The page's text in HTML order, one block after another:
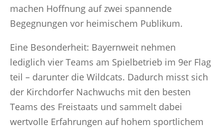
machen Hoffnung auf zwei spannende
Begegnungen vor heimischem Publikum.
Eine Besonderheit: Bayernweit nehmen
lediglich vier Teams am Spielbetrieb im 9er Flag
teil – darunter die Wildcats. Dadurch misst sich
der Kirchdorfer Nachwuchs mit den besten
Teams des Freistaats und sammelt dabei
wertvolle Erfahrungen auf hohem sportlichem